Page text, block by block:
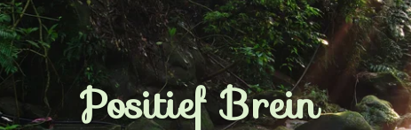
Positief Brein